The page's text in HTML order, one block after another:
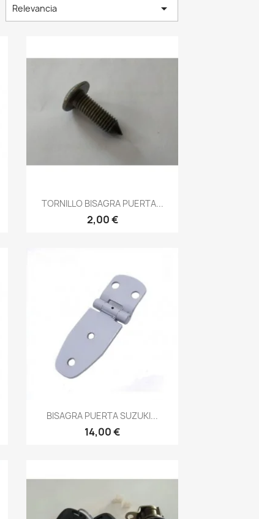
Relevancia 
Vista rápida
TORNILLO BISAGRA PUERTA...
2,00 €
Vista rápida
BISAGRA PUERTA SUZUKI...
14,00 €